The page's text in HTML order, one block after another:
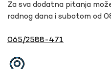
Za sva dodatna pitanja
radnog dana i subotom od
065/2588-471